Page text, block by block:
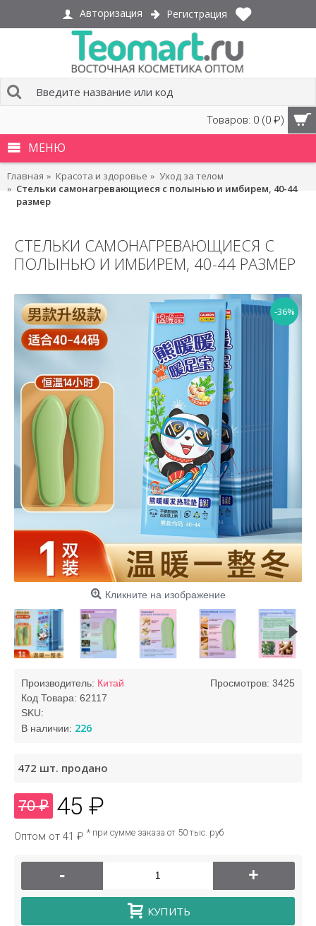
Авторизация Регистрация
Товаров: 0 (0 ₽)
МЕНЮ
Главная Красота и здоровье
Уход за телом
Стельки самонагревающиеся с полынью и имбирем, 40-44
размер
СТЕЛЬКИ САМОНАГРЕВАЮЩИЕСЯ С
ПОЛЫНЬЮ И ИМБИРЕМ, 40-44 РАЗМЕР
-36%
Кликните на изображение
Просмотров: 3425
Производитель: Китай
Код Товара: 62117
SKU:
В наличии: 226
472 шт. продано
70 ₽ 45 ₽
Оптом от 41 ₽ * при сумме заказа от 50 тыс. руб
- +
КУПИТЬ